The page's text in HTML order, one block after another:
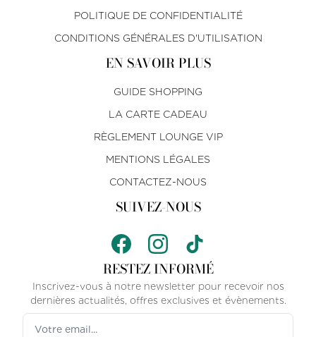
POLITIQUE DE CONFIDENTIALITÉ
CONDITIONS GÉNÉRALES D'UTILISATION
EN SAVOIR PLUS
GUIDE SHOPPING
LA CARTE CADEAU
RÈGLEMENT LOUNGE VIP
MENTIONS LÉGALES
CONTACTEZ-NOUS
SUIVEZ-NOUS
RESTEZ INFORMÉ
Inscrivez-vous à notre newsletter pour recevoir nos
dernières actualités, offres exclusives et évènements.
Votre adresse email